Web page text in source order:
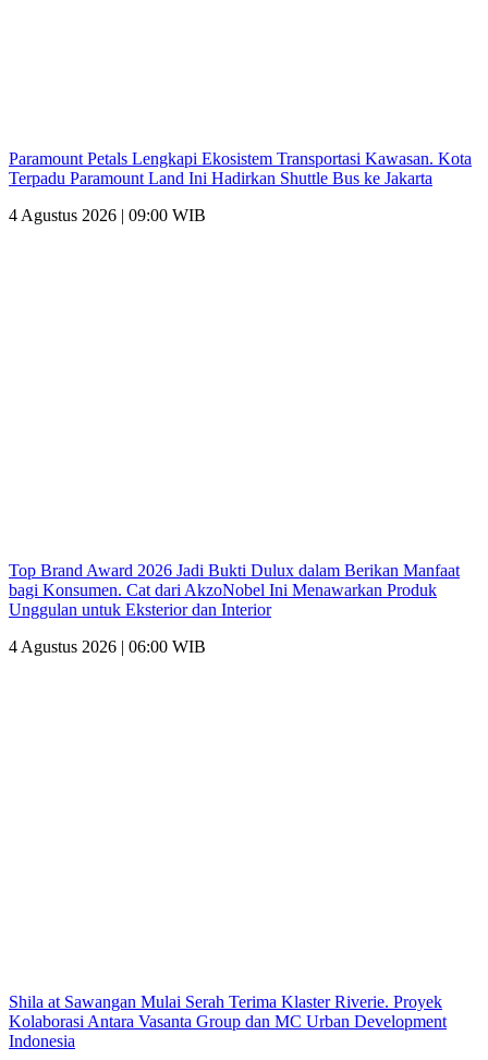
Paramount Petals Lengkapi Ekosistem Transportasi Kawasan. Kota
Terpadu Paramount Land Ini Hadirkan Shuttle Bus ke Jakarta
4 Agustus 2026 | 09:00 WIB
Top Brand Award 2026 Jadi Bukti Dulux dalam Berikan Manfaat
bagi Konsumen. Cat dari AkzoNobel Ini Menawarkan Produk
Unggulan untuk Eksterior dan Interior
4 Agustus 2026 | 06:00 WIB
Shila at Sawangan Mulai Serah Terima Klaster Riverie. Proyek
Kolaborasi Antara Vasanta Group dan MC Urban Development
Indonesia